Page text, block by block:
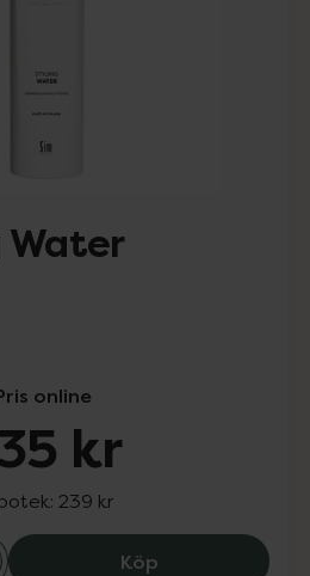
Water
online
kr
239 kr
KöpDS Styling